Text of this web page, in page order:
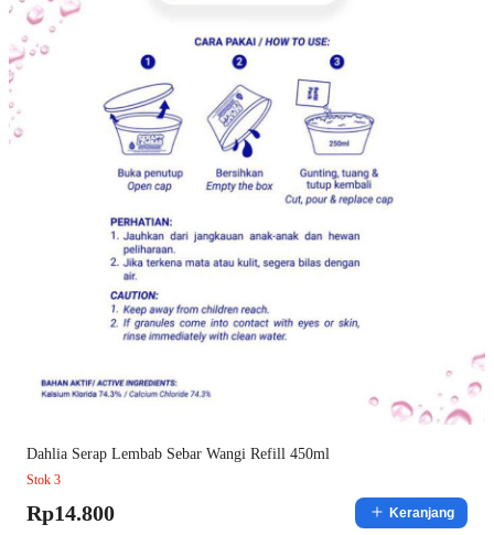
Dahlia Serap Lembab Sebar Wangi Refill 450ml
Stok 3
Rp14.800 Keranjang